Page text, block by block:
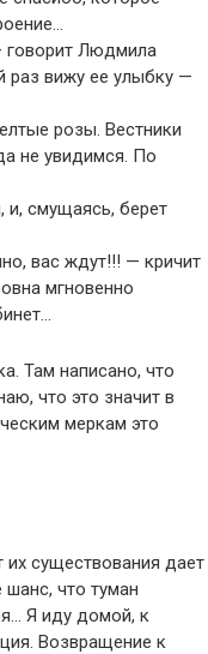
говорит Людмила
раз вижу ее улыбку —
розы. Вестники
не увидимся. По
смущаясь, берет
вас ждут!!! — кричит
мгновенно
Там написано, что
что это значит в
меркам это
существования дает
что туман
Я иду домой, к
Возвращение к